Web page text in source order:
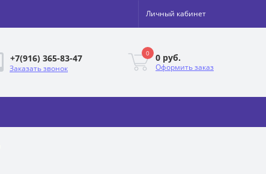
Личный кабинет
+7(916) 365-83-47
Заказать звонок
0 0 руб.
Оформить заказ